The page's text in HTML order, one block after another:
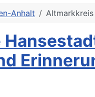
Anhalt Altmarkkreis